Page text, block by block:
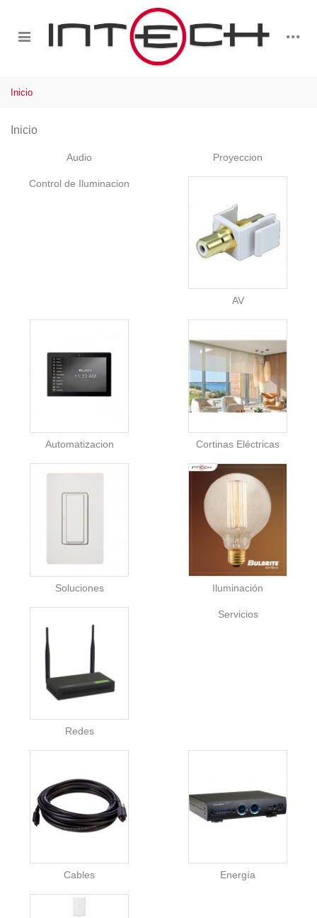
Inicio
Inicio
Audio Proyeccion
Control de Iluminacion
AV
Automatizacion Cortinas Eléctricas
Soluciones Iluminación
Redes
Servicios
Cables Energía